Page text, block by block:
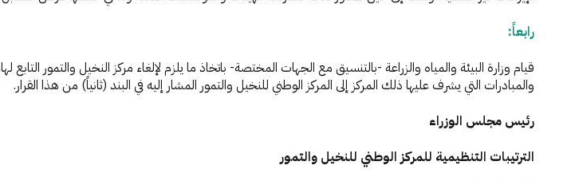
رابعاً:
والمبادرات التي يشرف عليها ذلك المركز إلى المركز الوطني للنخيل والتمور المشار إليه في البند (ثانياً) من هذا القرار.
رئيس مجلس الوزراء
الترتيبات التنظيمية للمركز الوطني للنخيل والتمور